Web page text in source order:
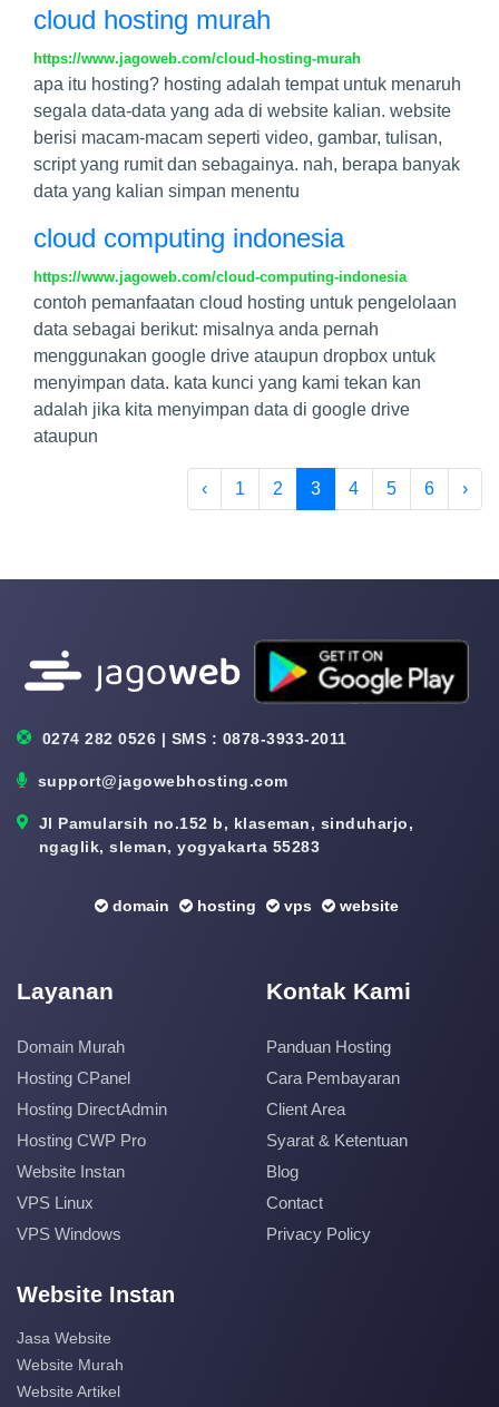
cloud hosting murah
https://www.jagoweb.com/cloud-hosting-murah
apa itu hosting? hosting adalah tempat untuk menaruh
segala data-data yang ada di website kalian. website
berisi macam-macam seperti video, gambar, tulisan,
script yang rumit dan sebagainya. nah, berapa banyak
data yang kalian simpan menentu
cloud computing indonesia
https://www.jagoweb.com/cloud-computing-indonesia
contoh pemanfaatan cloud hosting untuk pengelolaan
data sebagai berikut: misalnya anda pernah
menggunakan google drive ataupun dropbox untuk
menyimpan data. kata kunci yang kami tekan kan
adalah jika kita menyimpan data di google drive
ataupun
‹ 1 2 3 4 5 6 ›
0274 282 0526 | SMS : 0878-3933-2011
support@jagowebhosting.com
Jl Pamularsih no.152 b, klaseman, sinduharjo,
ngaglik, sleman, yogyakarta 55283
domain hosting vps website
Layanan
Domain Murah
Hosting CPanel
Hosting DirectAdmin
Hosting CWP Pro
Website Instan
VPS Linux
VPS Windows
Kontak Kami
Panduan Hosting
Cara Pembayaran
Client Area
Syarat & Ketentuan
Blog
Contact
Privacy Policy
Website Instan
Jasa Website
Website Murah
Website Artikel